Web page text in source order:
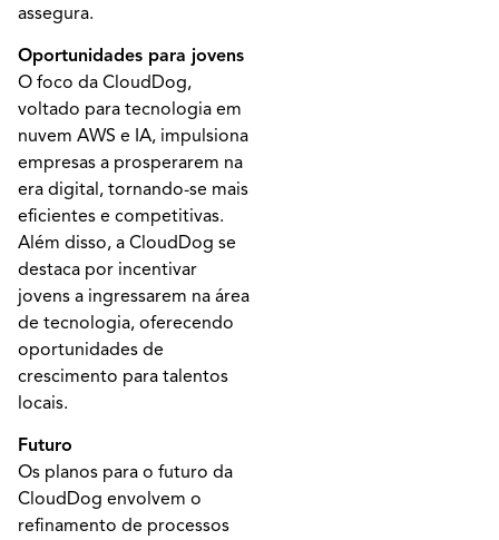
assegura.
Oportunidades para jovens
O foco da CloudDog,
voltado para tecnologia em
nuvem AWS e IA, impulsiona
empresas a prosperarem na
era digital, tornando-se mais
eficientes e competitivas.
Além disso, a CloudDog se
destaca por incentivar
jovens a ingressarem na área
de tecnologia, oferecendo
oportunidades de
crescimento para talentos
locais.
Futuro
Os planos para o futuro da
CloudDog envolvem o
refinamento de processos